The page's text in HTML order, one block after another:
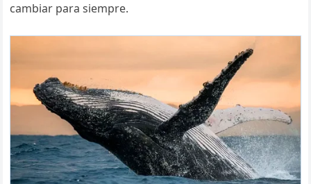
cambiar para siempre.